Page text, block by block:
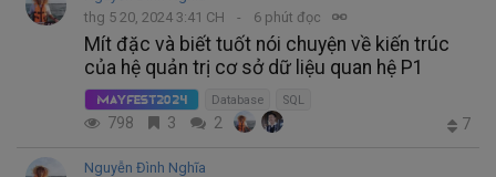
thg 5 20, 2024 3:41 CH
6 phút đọc
Mít đặc và biết tuốt nói chuyện về kiến trúc
của hệ quản trị cơ sở dữ liệu quan hệ P1
MayFest2024 Database SQL
798 3 2 7
Nguyễn Đình Nghĩa